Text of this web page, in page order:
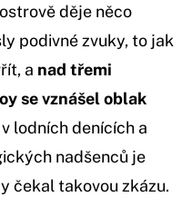
děje něco
podivné zvuky, to jak
a nad třemi
se vznášel oblak
lodních denících a
nadšenců je
čekal takovou zkázu.